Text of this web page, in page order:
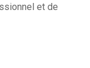
et de